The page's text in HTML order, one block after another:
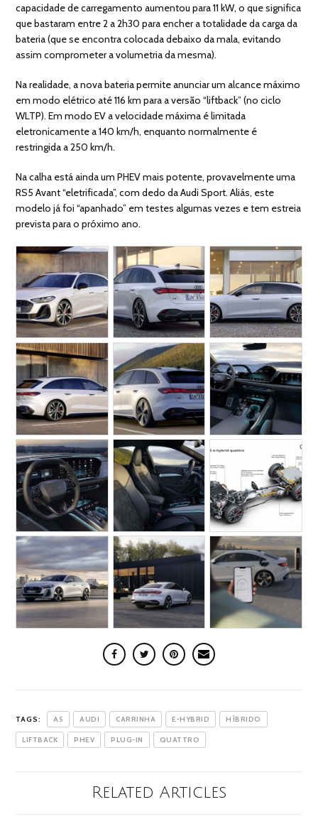
capacidade de carregamento aumentou para 11 kW, o que significa
que bastaram entre 2 a 2h30 para encher a totalidade da carga da
bateria (que se encontra colocada debaixo da mala, evitando
assim comprometer a volumetria da mesma).
Na realidade, a nova bateria permite anunciar um alcance máximo
em modo elétrico até 116 km para a versão “liftback” (no ciclo
WLTP). Em modo EV a velocidade máxima é limitada
eletronicamente a 140 km/h, enquanto normalmente é
restringida a 250 km/h.
Na calha está ainda um PHEV mais potente, provavelmente uma
RS5 Avant “eletrificada”, com dedo da Audi Sport. Aliás, este
modelo já foi “apanhado” em testes algumas vezes e tem estreia
prevista para o próximo ano.
TAGS: A5 AUDI CARRINHA E-HYBRID HÍBRIDO
LIFTBACK PHEV PLUG-IN QUATTRO
Related Articles